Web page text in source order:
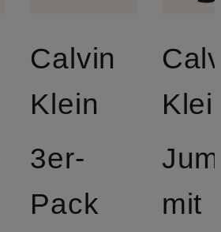
Calvin
Klein
3er-
Pack
mit